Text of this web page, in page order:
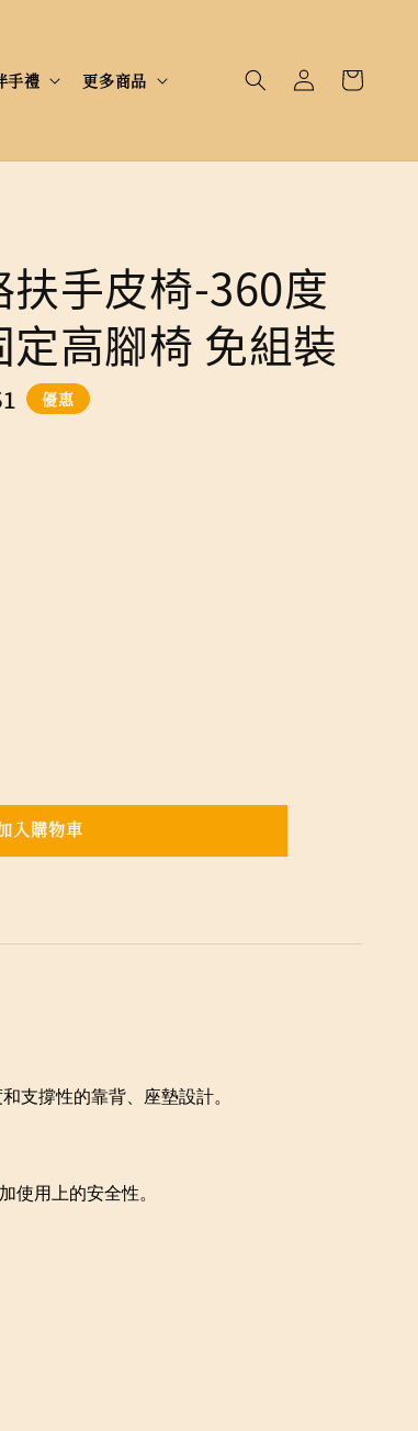
手禮 更多商品
手皮椅-360度
高腳椅 免組裝
優惠
入購物車
支撐性的靠背、座墊設計。
用上的安全性。